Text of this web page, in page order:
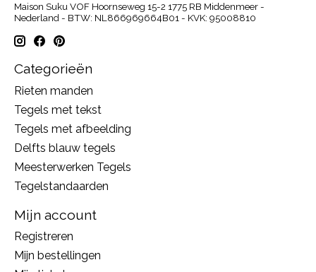
Maison Suku VOF Hoornseweg 15-2 1775 RB Middenmeer -
Nederland - BTW: NL866969664B01 - KVK: 95008810
Categorieën
Rieten manden
Tegels met tekst
Tegels met afbeelding
Delfts blauw tegels
Meesterwerken Tegels
Tegelstandaarden
Mijn account
Registreren
Mijn bestellingen